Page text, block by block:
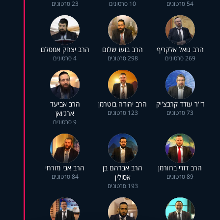
54 סרטונים 10 סרטונים 23 סרטונים
הרב גואל אלקריף
269 סרטונים
הרב בועז שלום
298 סרטונים
הרב יצחק אמסלם
4 סרטונים
ד''ר עודד קרבצ'יק
73 סרטונים
הרב יהודה בוטרמן
123 סרטונים
הרב אביעד
ארג'ואן
9 סרטונים
הרב דודי ברוורמן
89 סרטונים
הרב אברהם בן
אסולין
193 סרטונים
הרב אבי מזרחי
84 סרטונים